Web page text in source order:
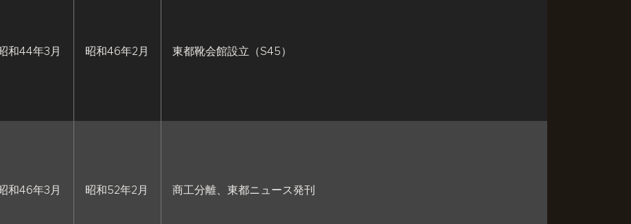
和44年3月 昭和46年2月 東都靴会館設立（S45）
和46年3月 昭和52年2月 商工分離、東都ニュース発刊